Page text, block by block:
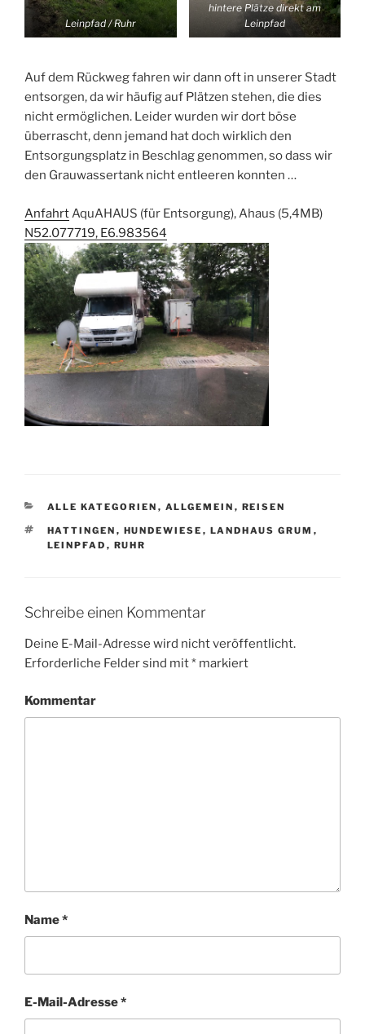
Leinpfad / Ruhr
hintere Plätze direkt am
Leinpfad
Auf dem Rückweg fahren wir dann oft in unserer Stadt
entsorgen, da wir häufig auf Plätzen stehen, die dies
nicht ermöglichen. Leider wurden wir dort böse
überrascht, denn jemand hat doch wirklich den
Entsorgungsplatz in Beschlag genommen, so dass wir
den Grauwassertank nicht entleeren konnten …
AnfahrtAquAHAUS (für Entsorgung), Ahaus (5,4MB)
N52.077719, E6.983564
KATEGORIEN
ALLE KATEGORIEN , ALLGEMEIN , REISEN
SCHLAGWÖRTER
HATTINGEN , HUNDEWIESE , LANDHAUS GRUM ,
LEINPFAD , RUHR
Schreibe einen Kommentar
Deine E-Mail-Adresse wird nicht veröffentlicht.
Erforderliche Felder sind mit* markiert
Kommentar
Name*
E-Mail-Adresse*